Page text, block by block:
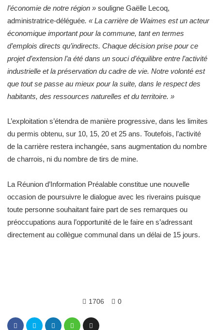
l’économie de notre région » souligne Gaëlle Lecoq,
administratrice-déléguée. « La carrière de Waimes est un acteur
économique important pour la commune, tant en termes
d’emplois directs qu’indirects. Chaque décision prise pour ce
projet d’extension l’a été dans un souci d’équilibre entre l’activité
industrielle et la préservation du cadre de vie. Notre volonté est
que tout se passe au mieux pour la suite, dans le respect des
habitants, des ressources naturelles et du territoire. »
L’exploitation s’étendra de manière progressive, dans les limites
du permis obtenu, sur 10, 15, 20 et 25 ans. Toutefois, l’activité
de la carrière restera inchangée, sans augmentation du nombre
de charrois, ni du nombre de tirs de mine.
La Réunion d’Information Préalable constitue une nouvelle
occasion de poursuivre le dialogue avec les riverains puisque
toute personne souhaitant faire part de ses remarques ou
préoccupations aura l’opportunité de le faire en s’adressant
directement au collègue communal dans un délai de 15 jours.
1706 0